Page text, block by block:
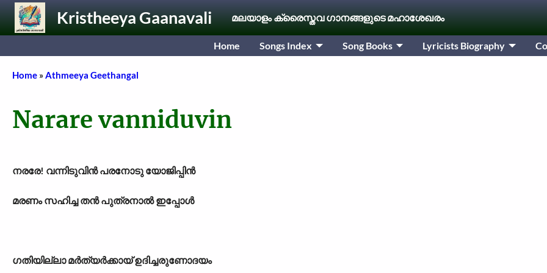
Skip to main contentKristheeya Gaanavali മലയാളം ക്രൈസ്തവ ഗാനങ്ങളുടെ മഹാശേഖരം
Home Songs Index Song Books Lyricists Biography
Breadcrumb
Home Athmeeya Geethangal
Narare vanniduvin
നരരേ! വന്നിടുവിൻ പരനോടു യോജിപ്പിൻ
മരണം സഹിച്ച തൻ പുത്രനാൽ ഇപ്പോൾ
ഗതിയില്ലാ മർത്യർക്കായ് ഉദിച്ചരുണോദയം